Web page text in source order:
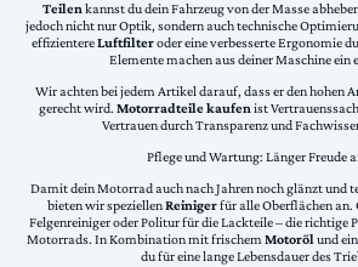
Teilen kannst du dein Fahrzeug von der Masse
jedoch nicht nur Optik, sondern auch technische
effizientereLuftfilteroder eine verbesserte Ergonomie
Elemente machen aus deiner Maschine ein
Wir achten bei jedem Artikel darauf, dass er den hohen
gerecht wird. Motorradteile kaufen ist
Vertrauen durch Transparenz und
Pflege und Wartung: Länger Freude
Damit dein Motorrad auch nach Jahren noch glänzt und
bieten wir speziellenReinigerfür alle Oberflächen
Felgenreiniger oder Politur für die Lackteile – die richtige
Motorrads. In Kombination mit frischemMotorölund
du für eine lange Lebensdauer des